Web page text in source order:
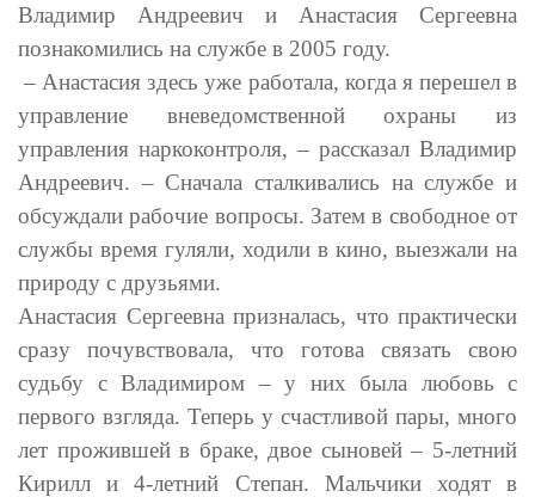
Владимир Андреевич и Анастасия Сергеевна
познакомились на службе в 2005 году.
– Анастасия здесь уже работала, когда я перешел в
управление вневедомственной охраны из
управления наркоконтроля, – рассказал Владимир
Андреевич. – Сначала сталкивались на службе и
обсуждали рабочие вопросы. Затем в свободное от
службы время гуляли, ходили в кино, выезжали на
природу с друзьями.
Анастасия Сергеевна призналась, что практически
сразу почувствовала, что готова связать свою
судьбу с Владимиром – у них была любовь с
первого взгляда. Теперь у счастливой пары, много
лет прожившей в браке, двое сыновей – 5-летний
Кирилл и 4-летний Степан. Мальчики ходят в